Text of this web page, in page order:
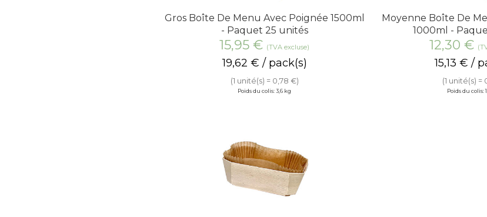
Gros Boîte De Menu Avec Poignée 1500ml
- Paquet 25 unités
15,95 € (TVA excluse)
19,62 € / pack(s)
(1 unité(s) = 0,78 €)
Poids du colis: 3,6 kg
Moyenne Boîte De
1000ml -
12,30 €
15,13 € /
(1 unité(s) =
Poids du colis: